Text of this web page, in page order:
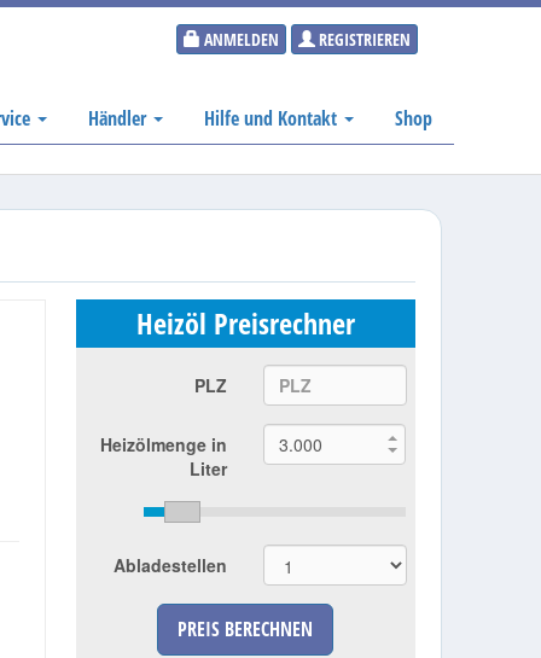
ANMELDEN REGISTRIEREN
Händler Hilfe und Kontakt Shop
Heizöl Preisrechner
PLZ
Heizölmenge in
Liter
Abladestellen
PREIS BERECHNEN